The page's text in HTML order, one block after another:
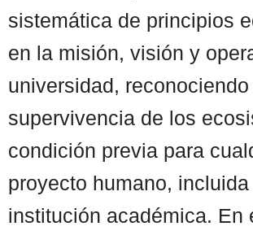
sistemática de principios
en la misión, visión y
universidad,
supervivencia de los
condición previa para
proyecto humano,
institución académica. En